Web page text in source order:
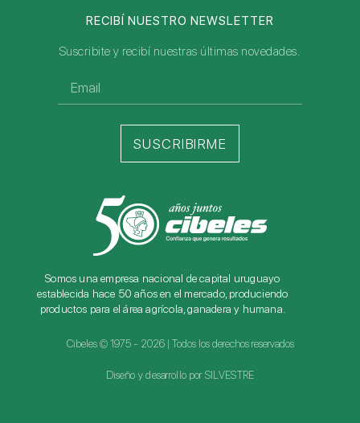
Somos una empresa nacional de capital uruguayo
establecida hace 50 años en el mercado, produciendo
productos para el área agrícola, ganadera y humana.
Cibeles © 1975 - 2026 | Todos los derechos reservados
Diseño y desarrollo por SILVESTRE
RECIBÍ NUESTRO NEWSLETTER
Suscribite y recibí nuestras últimas novedades.
SUSCRIBIRME